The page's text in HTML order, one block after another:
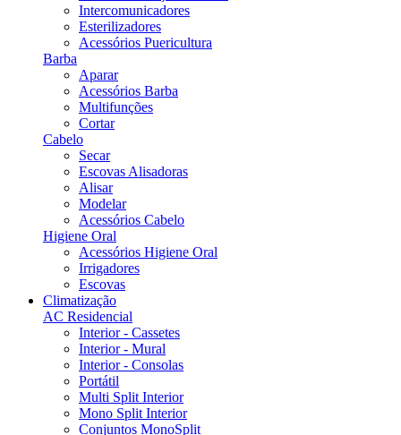
Intercomunicadores
Esterilizadores
Acessórios Puericultura
Barba
Aparar
Acessórios Barba
Multifunções
Cortar
Cabelo
Secar
Escovas Alisadoras
Alisar
Modelar
Acessórios Cabelo
Higiene Oral
Acessórios Higiene Oral
Irrigadores
Escovas
Climatização
AC Residencial
Interior - Cassetes
Interior - Mural
Interior - Consolas
Portátil
Multi Split Interior
Mono Split Interior
Conjuntos MonoSplit